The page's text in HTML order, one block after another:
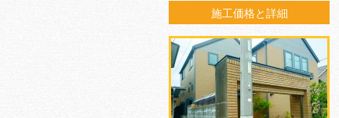
施工価格と詳細